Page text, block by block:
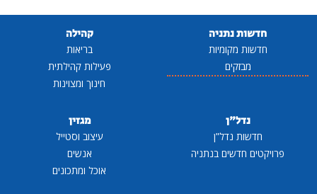
חדשות נתניה
חדשות מקומיות
מבזקים
קהילה
בריאות
פעילות קהילתית
חינוך ומצוינות
נדל"ן
חדשות נדל"ן
פרויקטים חדשים בנתניה
מגזין
עיצוב וסטייל
אנשים
אוכל ומתכונים